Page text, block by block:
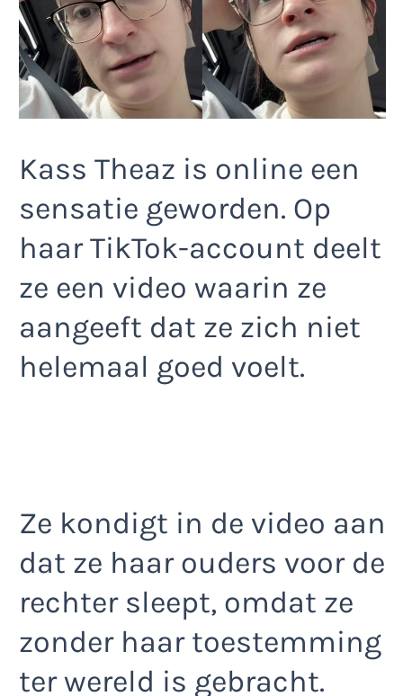
Kass Theaz is online een
sensatie geworden. Op
haar TikTok-account deelt
ze een video waarin ze
aangeeft dat ze zich niet
helemaal goed voelt.
Ze kondigt in de video aan
dat ze haar ouders voor de
rechter sleept, omdat ze
zonder haar toestemming
ter wereld is gebracht.